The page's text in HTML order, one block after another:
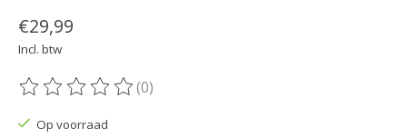
€29,99
Incl. btw
De beoordeling van dit product is
(0)
Op voorraad